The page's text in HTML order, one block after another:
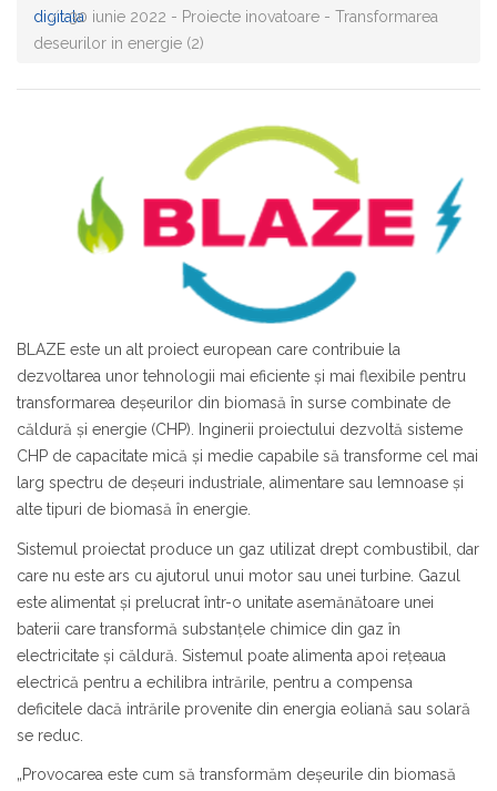
digitala30 iunie 2022 - Proiecte inovatoare - Transformarea
deseurilor in energie (2)
BLAZE este un alt proiect european care contribuie la
dezvoltarea unor tehnologii mai eficiente și mai flexibile pentru
transformarea deșeurilor din biomasă în surse combinate de
căldură și energie (CHP). Inginerii proiectului dezvoltă sisteme
CHP de capacitate mică și medie capabile să transforme cel mai
larg spectru de deșeuri industriale, alimentare sau lemnoase și
alte tipuri de biomasă în energie.
Sistemul proiectat produce un gaz utilizat drept combustibil, dar
care nu este ars cu ajutorul unui motor sau unei turbine. Gazul
este alimentat și prelucrat într-o unitate asemănătoare unei
baterii care transformă substanțele chimice din gaz în
electricitate și căldură. Sistemul poate alimenta apoi rețeaua
electrică pentru a echilibra intrările, pentru a compensa
deficitele dacă intrările provenite din energia eoliană sau solară
se reduc.
„Provocarea este cum să transformăm deșeurile din biomasă